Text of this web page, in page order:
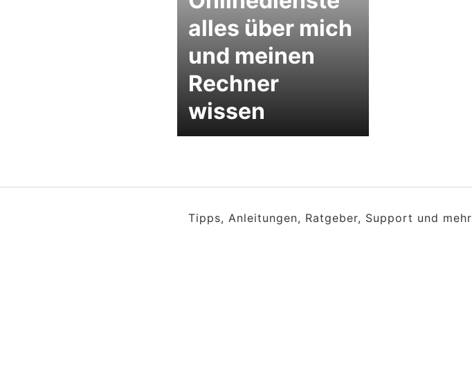
alles über mich
und meinen
Rechner
wissen
Tipps, Anleitungen, Ratgeber, Support und mehr